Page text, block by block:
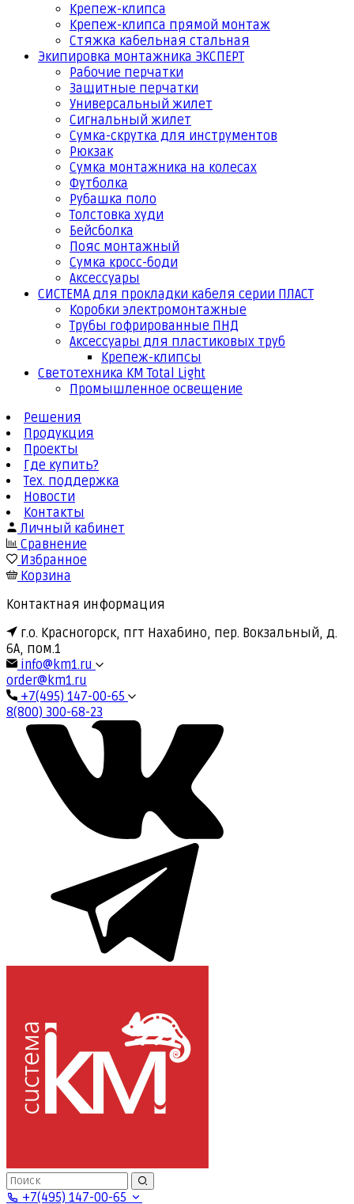
Крепеж-клипса
Крепеж-клипса прямой монтаж
Стяжка кабельная стальная
Экипировка монтажника ЭКСПЕРТ
Рабочие перчатки
Защитные перчатки
Универсальный жилет
Сигнальный жилет
Сумка-скрутка для инструментов
Рюкзак
Сумка монтажника на колесах
Футболка
Рубашка поло
Толстовка худи
Бейсболка
Пояс монтажный
Сумка кросс-боди
Аксессуары
СИСТЕМА для прокладки кабеля серии ПЛАСТ
Коробки электромонтажные
Трубы гофрированные ПНД
Аксессуары для пластиковых труб
Крепеж-клипсы
Светотехника КМ Total Light
Промышленное освещение
Решения
Продукция
Проекты
Где купить?
Тех. поддержка
Новости
Контакты
Личный кабинет
Сравнение
Избранное
Корзина
Контактная информация
г.о. Красногорск, пгт Нахабино, пер. Вокзальный, д.
6А, пом.1
info@km1.ru
order@km1.ru
+7(495) 147-00-65
8(800) 300-68-23
+7(495) 147-00-65